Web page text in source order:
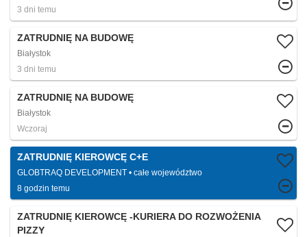
3 dni temu
ZATRUDNIĘ NA BUDOWĘ
Białystok
3 dni temu
ZATRUDNIĘ NA BUDOWĘ
Białystok
Wczoraj
ZATRUDNIĘ KIEROWCĘ C+E
GLOBTRAQ DEVELOPMENT
całe województwo
8 godzin temu
ZATRUDNIĘ KIEROWCĘ -KURIERA DO ROZWOŻENIA
PIZZY